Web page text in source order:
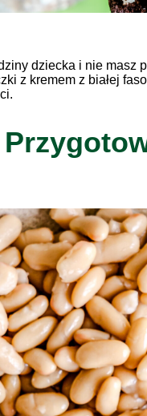
dziecka i nie masz
z kremem z białej